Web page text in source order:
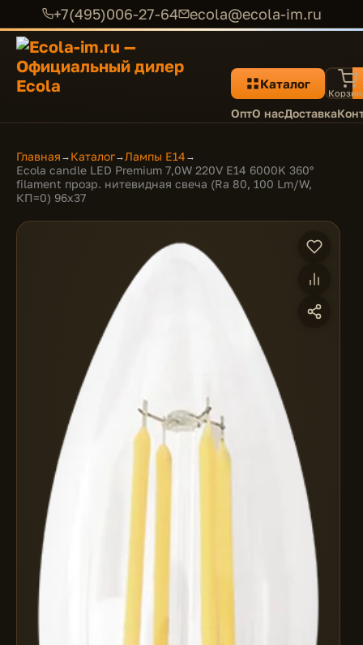
+7(495)006-27-64 ecola@ecola-im.ru
Каталог
ОптО насДоставка
Главная → Каталог→Лампы E14 →
Ecola candle LED Premium 7,0W 220V E14 6000K 360°
filament прозр. нитевидная свеча (Ra 80, 100 Lm/W,
КП=0) 96х37